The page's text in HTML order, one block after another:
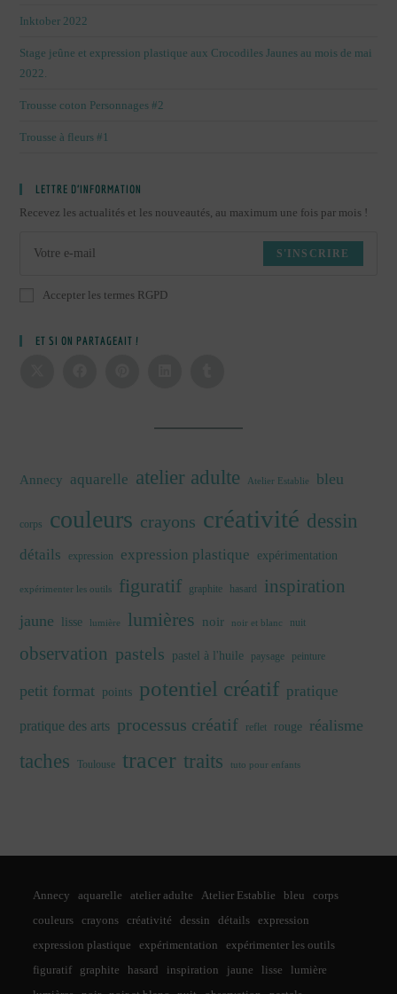
Inktober 2022
Stage jeûne et expression plastique aux Crocodiles Jaunes au mois de mai
2022.
Trousse coton Personnages #2
Trousse à fleurs #1
LETTRE D’INFORMATION
Recevez les actualités et les nouveautés, au maximum une fois par mois !
S'INSCRIRE
Accepter les termes RGPD
ET SI ON PARTAGEAIT !
Annecy aquarelle atelier adulte Atelier Establie bleu
corps couleurs crayons créativité dessin
détails expression expression plastique expérimentation
expérimenter les outils figuratif graphite hasard inspiration
jaune lisse lumière lumières noir noir et blanc nuit
observation pastels pastel à l'huile paysage peinture
petit format points potentiel créatif pratique
pratique des arts processus créatif reflet rouge réalisme
taches Toulouse tracer traits tuto pour enfants
Annecy aquarelle atelier adulte Atelier Establie bleu
corps
couleurs
crayons créativité dessin détails
expression
expression plastique
expérimentation
expérimenter les outils
figuratif
graphite hasard inspiration jaune lisse
lumière